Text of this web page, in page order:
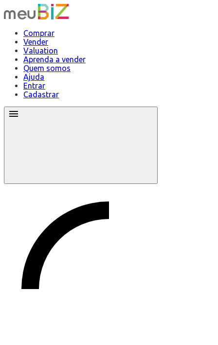
Comprar
Vender
Valuation
Aprenda a vender
Quem somos
Ajuda
Entrar
Cadastrar